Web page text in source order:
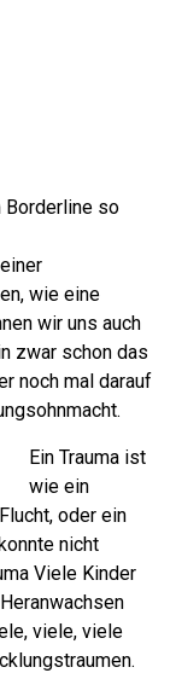
Borderline so
wie eine
wir uns auch
zwar schon das
noch mal darauf
Ein Trauma ist
wie ein
oder ein
nicht
Viele Kinder
viele, viele